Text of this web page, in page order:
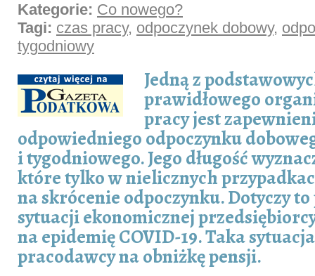
Kategorie: Co nowego?
Tagi: czas pracy, odpoczynek dobowy,
tygodniowy
Jedną z
prawidłowego
pracy jest
odpowiedniego odpoczynku
i tygodniowego. Jego długość
które tylko w nielicznych
na skrócenie odpoczynku. Dotyczy
sytuacji ekonomicznej
na epidemię COVID-19. Taka
pracodawcy na obniżkę pensji.